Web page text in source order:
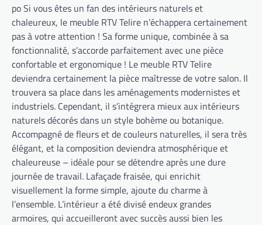
po Si vous êtes un fan des intérieurs naturels et
chaleureux, le meuble RTV Telire n’échappera certainement
pas à votre attention ! Sa forme unique, combinée à sa
fonctionnalité, s’accorde parfaitement avec une pièce
confortable et ergonomique ! Le meuble RTV Telire
deviendra certainement la pièce maîtresse de votre salon. Il
trouvera sa place dans les aménagements modernistes et
industriels. Cependant, il s’intégrera mieux aux intérieurs
naturels décorés dans un style bohème ou botanique.
Accompagné de fleurs et de couleurs naturelles, il sera très
élégant, et la composition deviendra atmosphérique et
chaleureuse – idéale pour se détendre après une dure
journée de travail. Lafaçade fraisée, qui enrichit
visuellement la forme simple, ajoute du charme à
l’ensemble. L’intérieur a été divisé endeux grandes
armoires, qui accueilleront avec succès aussi bien les